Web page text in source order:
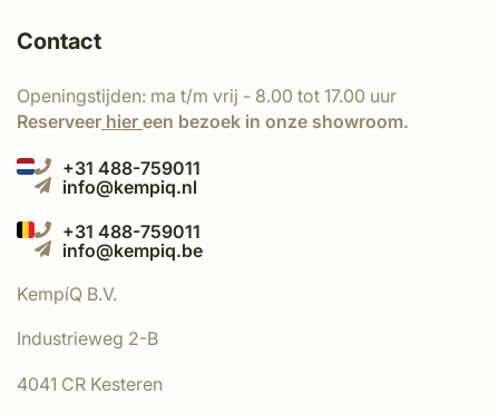
Contact
Openingstijden: ma t/m vrij - 8.00 tot 17.00 uur
Reserveer hier een bezoek in onze showroom.
+31 488-759011
info@kempiq.nl
+31 488-759011
info@kempiq.be
KempíQ B.V.
Industrieweg 2-B
4041 CR Kesteren